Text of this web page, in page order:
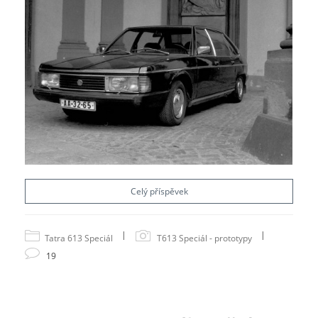
Celý příspěvek
Tatra 613 Speciál | T613 Speciál - prototypy
|
19